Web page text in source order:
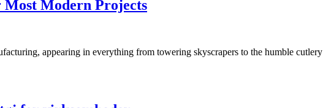
Most Modern Projects
appearing in everything from towering skyscrapers to the humble cutlery